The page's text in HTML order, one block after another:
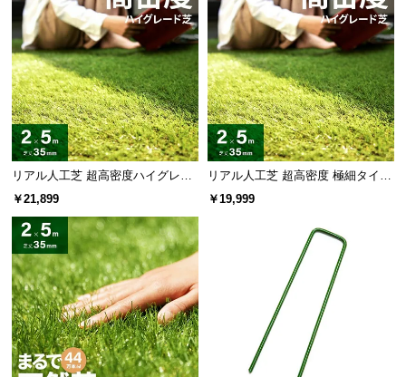
芝葉目付数 約920,000本/㎡
ステッチ数
芝の植毛数 40本（ひと縫い）
約92万本/㎡の超高密度！
リアル人工芝 超高密度ハイグレー
ド 高耐久タイプ・質感追求 芝丈35
￥21,899
リアル人工芝 超高密度 極細タイプ
芝丈35mm 2×5m
￥19,999